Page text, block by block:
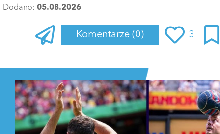
Dodano: 05.08.2026
Komentarze (0) 3